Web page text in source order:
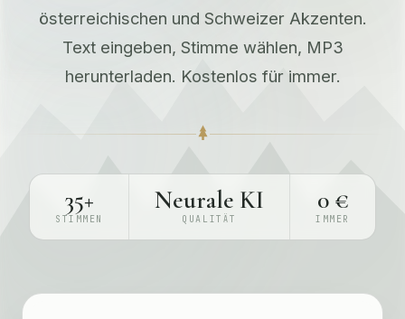
österreichischen und Schweizer Akzenten.
Text eingeben, Stimme wählen, MP3
herunterladen. Kostenlos für immer.
35+
STIMMEN
Neurale KI
QUALITÄT
0 €
IMMER